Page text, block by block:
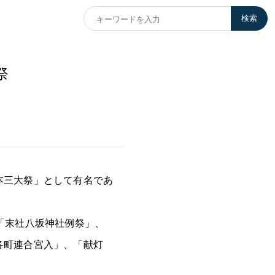
検索
大祭」として有名であ
社八坂神社例祭」、
連合宮入」、「献灯